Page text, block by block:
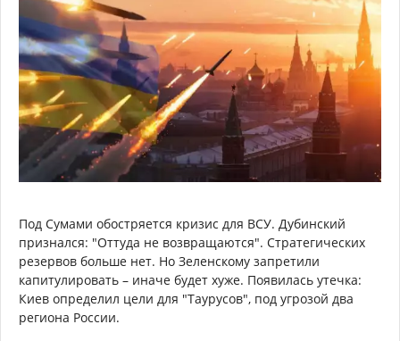
Под Сумами обостряется кризис для ВСУ. Дубинский
признался: "Оттуда не возвращаются". Стратегических
резервов больше нет. Но Зеленскому запретили
капитулировать – иначе будет хуже. Появилась утечка:
Киев определил цели для "Таурусов", под угрозой два
региона России.